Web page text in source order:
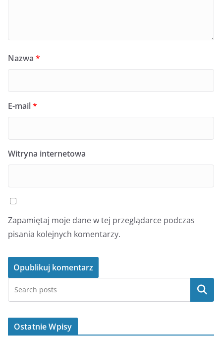
Nazwa *
E-mail*
Witryna internetowa
Zapamiętaj moje dane w tej przeglądarce podczas
pisania kolejnych komentarzy.
Szukaj
Ostatnie Wpisy